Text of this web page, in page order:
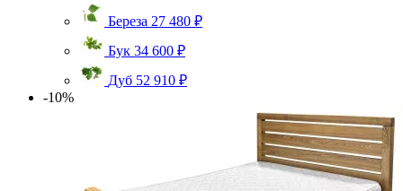
Береза 27 480 ₽
Бук 34 600 ₽
Дуб 52 910 ₽
-10%